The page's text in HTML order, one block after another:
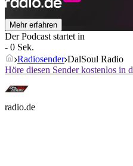
Mehr erfahren
Der Podcast startet in
- 0 Sek.
Radiosender DalSoul Radio
Höre diesen Sender kostenlos in
radio.de